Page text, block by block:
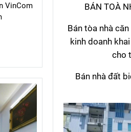
VinCom
BÁN TOÀ
Bán tòa nhà
kinh doanh
cho
Bán nhà đất